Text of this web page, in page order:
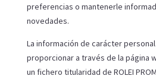
preferencias o mantenerle
novedades.
La información de carácter
proporcionar a través de la página
un fichero titularidad de ROLEI